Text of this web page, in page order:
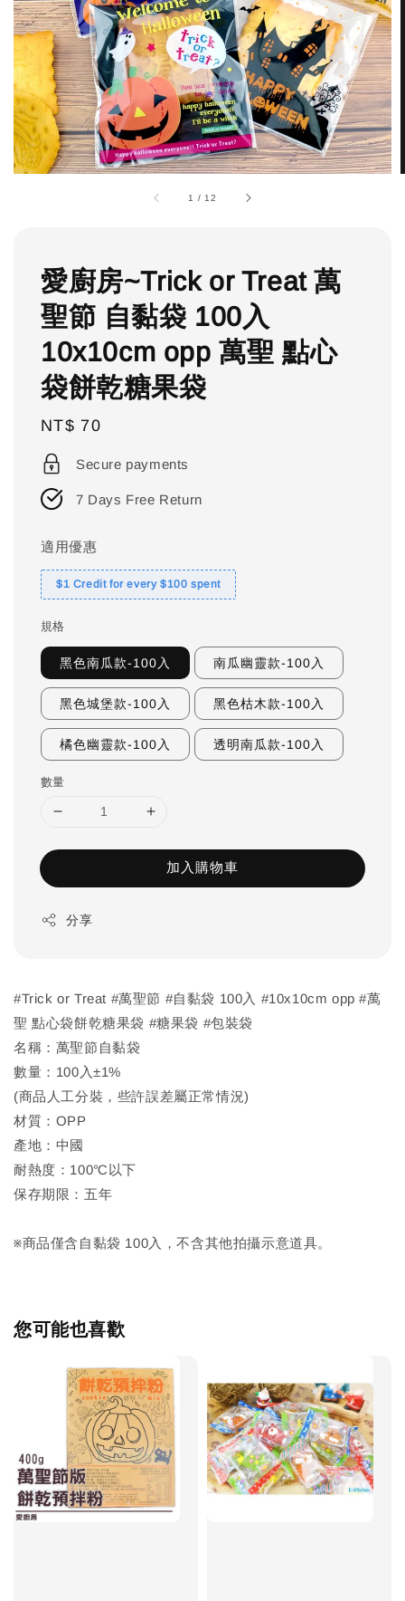
1 /12
愛廚房~Trick or Treat 萬
聖節 自黏袋 100入
10x10cm opp 萬聖 點心
袋餅乾糖果袋
Regular
price
NT$ 70
Secure payments
7 Days Free Return
適用優惠
$1 Credit for every $100 spent
規格
黑色南瓜款-100入 南瓜幽靈款-100入
黑色城堡款-100入 黑色枯木款-100入
橘色幽靈款-100入 透明南瓜款-100入
數量
加入購物車
分享
#Trick or Treat #萬聖節 #自黏袋 100入 #10x10cm opp #萬
聖 點心袋餅乾糖果袋 #糖果袋 #包裝袋
名稱：萬聖節自黏袋
數量：100入±1%
(商品人工分裝，些許誤差屬正常情況)
材質：OPP
產地：中國
耐熱度：100℃以下
保存期限：五年
※商品僅含自黏袋 100入，不含其他拍攝示意道具。
您可能也喜歡